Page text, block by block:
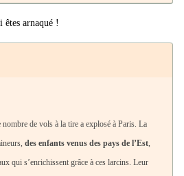
êtes arnaqué !
de vols à la tire a explosé à Paris. La
des enfants venus des pays de l’Est,
qui s’enrichissent grâce à ces larcins. Leur